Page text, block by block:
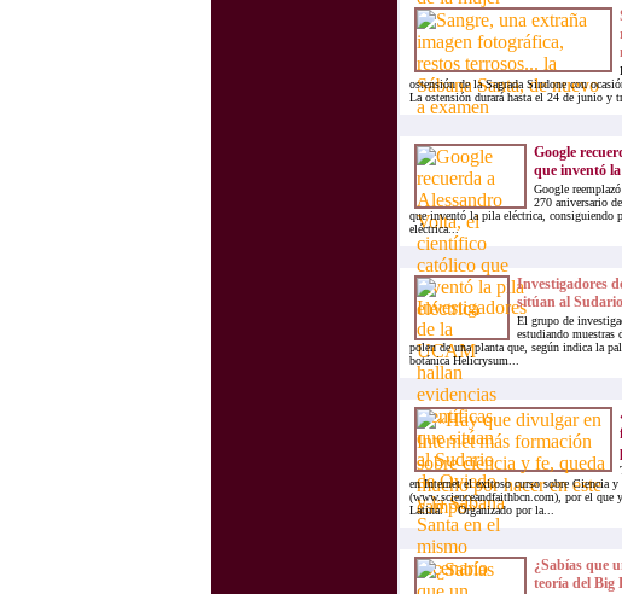
ostensión de la Sagrada Sindone con
La ostensión durará hasta el 24 de junio y
Google
que inventó
Google
270 aniversario
que inventó la pila eléctrica, consiguiendo
eléctrica...
Investigadores
sitúan al
El grupo de
estudiando muestras
polen de una planta que, según indica la
botánica Helicrysum...
en Internet el exitoso curso sobre Ciencia
(www.scienceandfaithbcn.com), por el que
Latina. Organizado por la...
¿Sabías que
teoría del Big